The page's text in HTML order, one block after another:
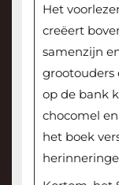
Het
creëert
samenzijn
grootouders
op de bank
chocomel
het boek